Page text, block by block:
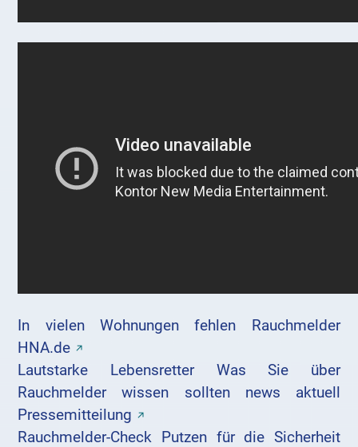
In vielen Wohnungen fehlen Rauchmelder
HNA.de
Lautstarke Lebensretter Was Sie über
Rauchmelder wissen sollten news aktuell
Pressemitteilung
Rauchmelder-Check Putzen für die Sicherheit